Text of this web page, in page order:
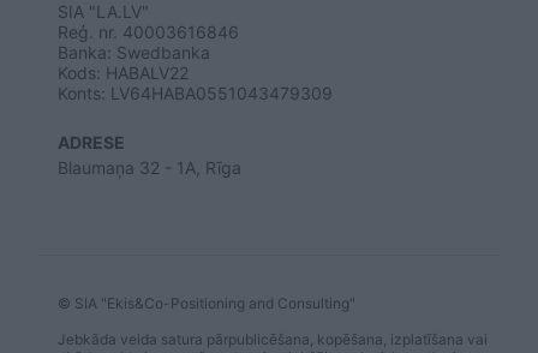
SIA "LA.LV"
Reģ. nr. 40003616846
Banka: Swedbanka
Kods: HABALV22
Konts: LV64HABA0551043479309
ADRESE
Blaumaņa 32 - 1A, Rīga
© SIA "Ekis&Co-Positioning and Consulting"
Jebkāda veida satura pārpublicēšana, kopēšana, izplatīšana vai